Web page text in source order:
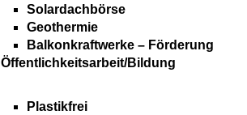
Solardachbörse
Geothermie
Balkonkraftwerke – Förderung
Öffentlichkeitsarbeit/Bildung
Plastikfrei